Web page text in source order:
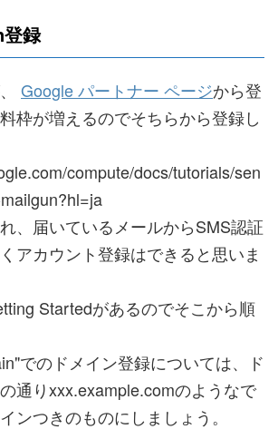
録
Google パートナー ページから登
枠が増えるのでそちらから登録し
compute/docs/tutorials/sen
、届いているメールからSMS認証
アカウント登録はできると思いま
Startedがあるのでそこから順
でのドメイン登録については、ド
通りxxx.example.comのようなで
ンつきのものにしましょう。